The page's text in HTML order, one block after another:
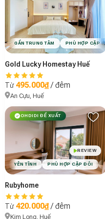
GẦN TRUNG TÂM PHÙ HỢP CẶP
Gold Lucky Homestay Huế
Từ 495.000₫/ đêm
An Cựu, Huế
OHDIDI ĐỀ XUẤT
REVIEW
YÊN TĨNH PHÙ HỢP CẶP ĐÔI
Rubyhome
Từ 420.000₫/ đêm
Kim Long, Huế